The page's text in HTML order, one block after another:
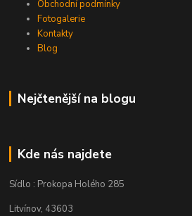
Obchodní podmínky
Fotogalerie
Kontakty
Blog
Nejčtenější na blogu
Kde nás najdete
Sídlo : Prokopa Holého 285
Litvínov, 43603